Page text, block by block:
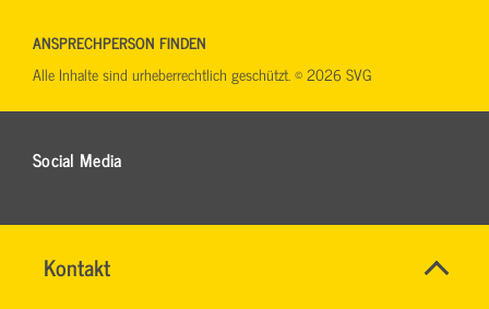
Kontakt
SYBILLE
Name*
Social Media
ANSPRECHPERSON FINDEN
Alle Inhalte sind urheberrechtlich geschützt. © 2026 SVG